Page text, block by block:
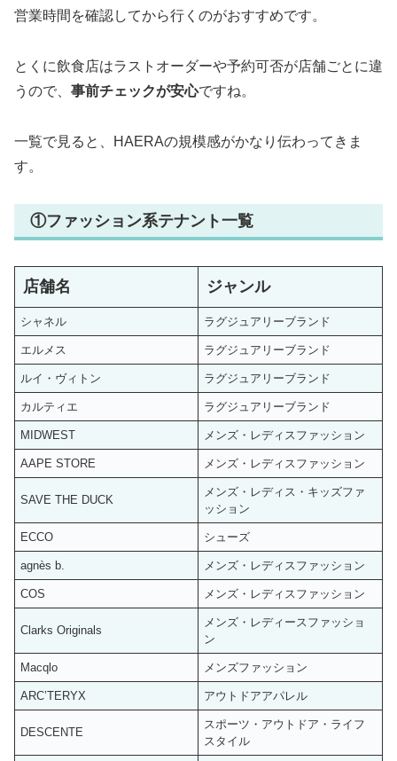
営業時間を確認してから行くのがおすすめです。
とくに飲食店はラストオーダーや予約可否が店舗ごとに違
うので、 事前チェックが安心ですね。
一覧で見ると、HAERAの規模感がかなり伝わってきま
す。
①ファッション系テナント一覧
店舗名 ジャンル
シャネル ラグジュアリーブランド
エルメス ラグジュアリーブランド
ルイ・ヴィトン ラグジュアリーブランド
カルティエ ラグジュアリーブランド
MIDWEST メンズ・レディスファッション
AAPE STORE メンズ・レディスファッション
SAVE THE DUCK
メンズ・レディス・キッズファ
ッション
ECCO シューズ
agnès b. メンズ・レディスファッション
COS メンズ・レディスファッション
Clarks Originals
メンズ・レディースファッショ
ン
Macqlo メンズファッション
ARC’TERYX アウトドアアパレル
DESCENTE
スポーツ・アウトドア・ライフ
スタイル